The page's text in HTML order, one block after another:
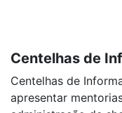
Centelhas de
Centelhas de
apresentar